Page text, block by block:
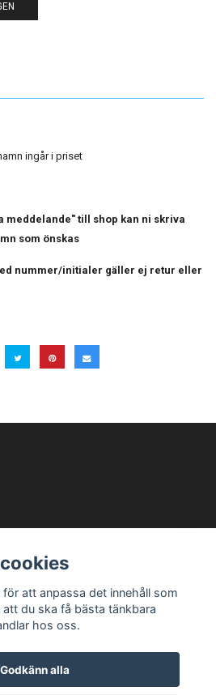
ingår i priset
meddelande" till shop kan ni skriva
som önskas
nummer/initialer gäller ej retur eller
Prenumerera
att anpassa det innehåll som
du ska få bästa tänkbara
hos oss.
Godkänn alla